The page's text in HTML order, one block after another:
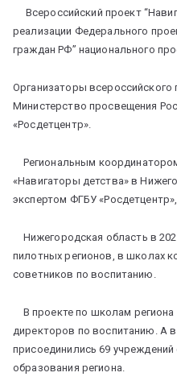
Всероссийский проект
реализации Федерального
граждан РФ” национального
Организаторы
Министерство просвещения
«Росдетцентр».
Региональным
«Навигаторы детства» в
экспертом ФГБУ
Нижегородская область в
пилотных регионов, в школах
советников по воспитанию.
В проекте по школам
директоров по воспитанию. А в
присоединились 69
образования региона.